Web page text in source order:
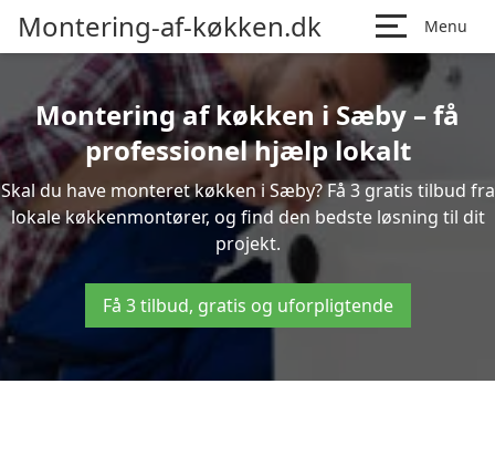
Montering-af-køkken.dk Menu
Montering af køkken i Sæby – få
professionel hjælp lokalt
Skal du have monteret køkken i Sæby? Få 3 gratis tilbud fra
lokale køkkenmontører, og find den bedste løsning til dit
projekt.
Få 3 tilbud, gratis og uforpligtende